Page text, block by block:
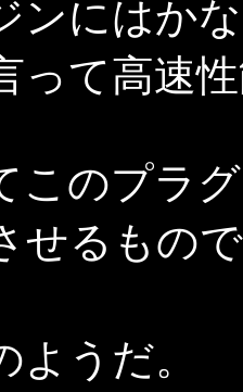
ンにはか
って高速
このプラ
せるもの
うだ。